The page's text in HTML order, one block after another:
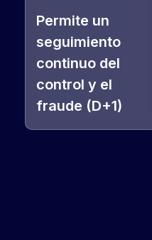
Permite un
seguimiento
continuo del
control y el
fraude (D+1)